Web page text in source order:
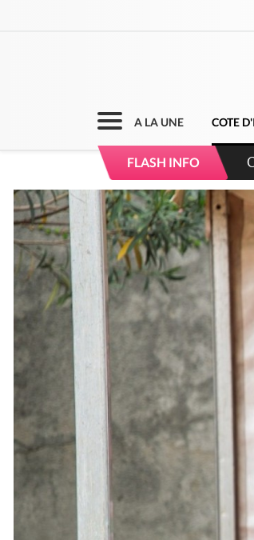
A LA UNE COTE
FLASH INFO